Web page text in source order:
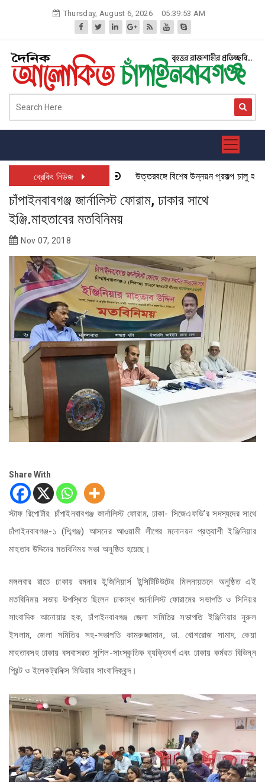
Thursday, August 6, 2026 05:39:54 AM
ব্রেকিং নিউজ উত্তরবঙ্গে বিশেষ উন্নয়ন প্রকল্প চালু হতে
চাঁপাইনবাবগঞ্জ জার্নালিস্ট ফোরাম, ঢাকার সাথে
ইঞ্জি.মাহতাবের মতবিনিময়
Nov 07, 2018
Share With
স্টাফ রিপোর্টার: চাঁপাইনবাবগঞ্জ জার্নালিস্ট ফোরাম, ঢাকা- সিজেএফডি’র সদস্যদের সাথে
চাঁপাইনবাবগঞ্জ-১ (শিব্গঞ্জ) আসনের আওয়ামী লীগের মনোনয়ন প্রত্যাশী ইঞ্জিনিয়ার
মাহতাব উদ্দিনের মতবিনিময় সভা অনুষ্ঠিত হয়েছে।
মঙ্গলবার রাতে ঢাকায় রমনার ইন্জিনিয়ার্স ইন্সিটিটিউটের মিলনায়তনে অনুষ্ঠিত এই
মতবিনিময় সভায় উপস্থিত ছিলেন ঢাকাস্থ জার্নালিস্ট ফোরামের সভাপতি ও সিনিয়র
সাংবাদিক আনোয়ার হক, চাঁপাইনবাবগঞ্জ জেলা সমিতির সভাপতি ইঞ্জিনিয়ার নুরুল
ইসলাম, জেলা সমিতির সহ-সভাপতি কামরুজ্জামান, ডা. খোশরোজ সামাদ, কেয়া
মাহতাবসহ ঢাকায় বসবাসরত সুশিল-সাংস্কৃতিক ব্যক্তিবর্গ এবং ঢাকায় কর্মরত বিভিন্ন
প্রিন্ট ও ইলেকট্রনিক্স মিডিয়ার সাংবাদিকবৃন্দ।